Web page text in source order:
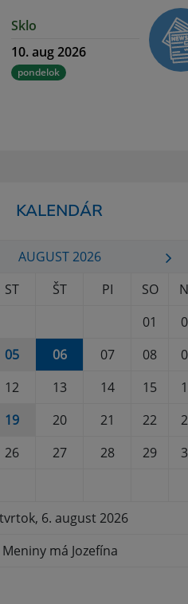
Sklo
10. aug 2026
pondelok
KALENDÁR
AUGUST 2026
ST ŠT PI SO
01
05 06 07 08
12 13 14 15
19 20 21 22
26 27 28 29
6. august 2026
Meniny má Jozefína